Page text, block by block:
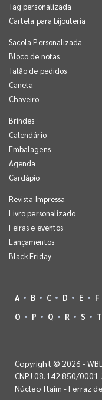
Tag personalizada
Cartela para bijouteria
Sacola Personalizada
Bloco de notas
Talão de pedidos
Caneta
Chaveiro
Brindes
Calendário
Embalagens
Agenda
Cardápio
Revista Impressa
Livro personalizado
Feiras e eventos
Lançamentos
Black Friday
A B C D E F
O
P Q R S T
Copyright © 2026 -
CNPJ 08.142.850/
Núcleo Itaim - Ferraz